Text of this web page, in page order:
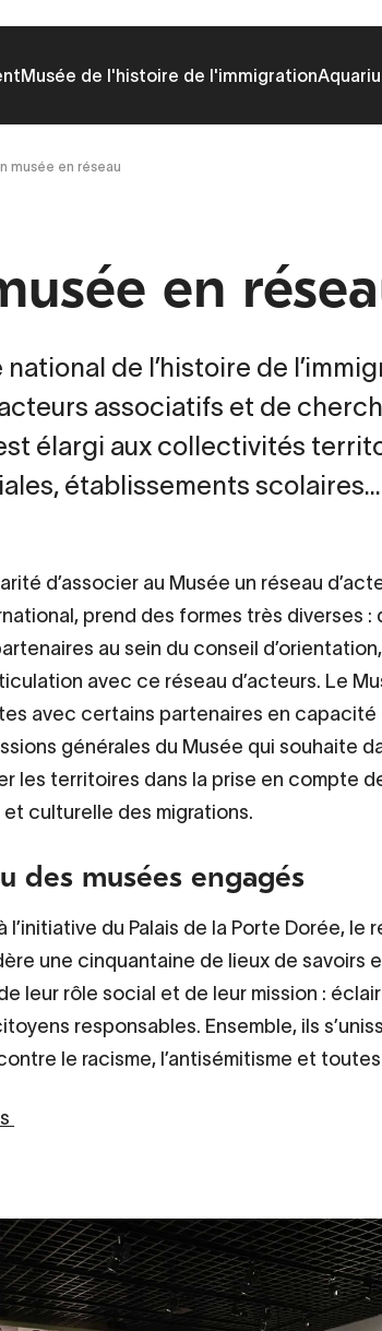
Musée de l'histoire de l'immigration
musée en réseau
en
national de l’histoire de
associatifs et de
élargi aux collectivités
établissements scolaires...
d’associer au Musée un réseau
prend des formes très diverses :
au sein du conseil d’orientation,
avec ce réseau d’acteurs. Le
avec certains partenaires en
générales du Musée qui souhaite
les territoires dans la prise en compte
culturelle des migrations.
des musées engagés
l’initiative du Palais de la Porte Dorée, le
une cinquantaine de lieux de savoirs
leur rôle social et de leur mission :
responsables. Ensemble, ils
le racisme, l’antisémitisme et